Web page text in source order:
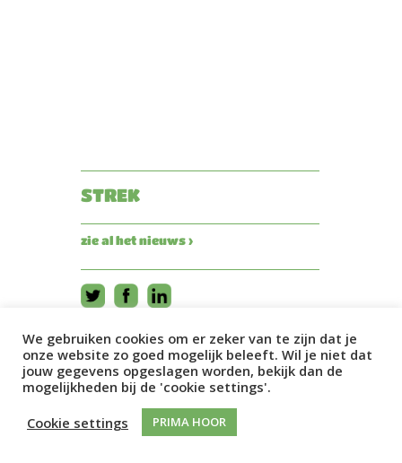
STREK
zie al het nieuws ›
We gebruiken cookies om er zeker van te zijn dat je
onze website zo goed mogelijk beleeft. Wil je niet dat
jouw gegevens opgeslagen worden, bekijk dan de
mogelijkheden bij de 'cookie settings'.
Cookie settings
PRIMA HOOR